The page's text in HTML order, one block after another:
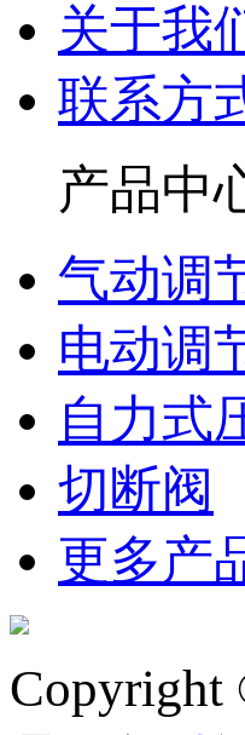
关于我
联系方
产品中
气动调
电动调
自力式
切断阀
更多产